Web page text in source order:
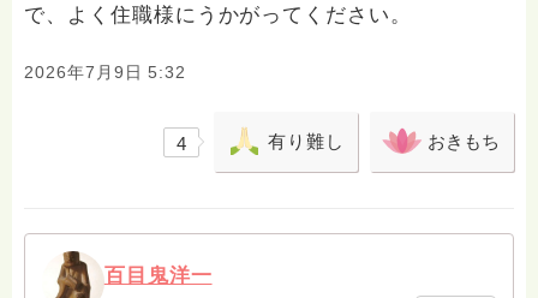
で、よく住職様にうかがってください。
2026年7月9日 5:32
4 有り難し おきもち
百目鬼洋一